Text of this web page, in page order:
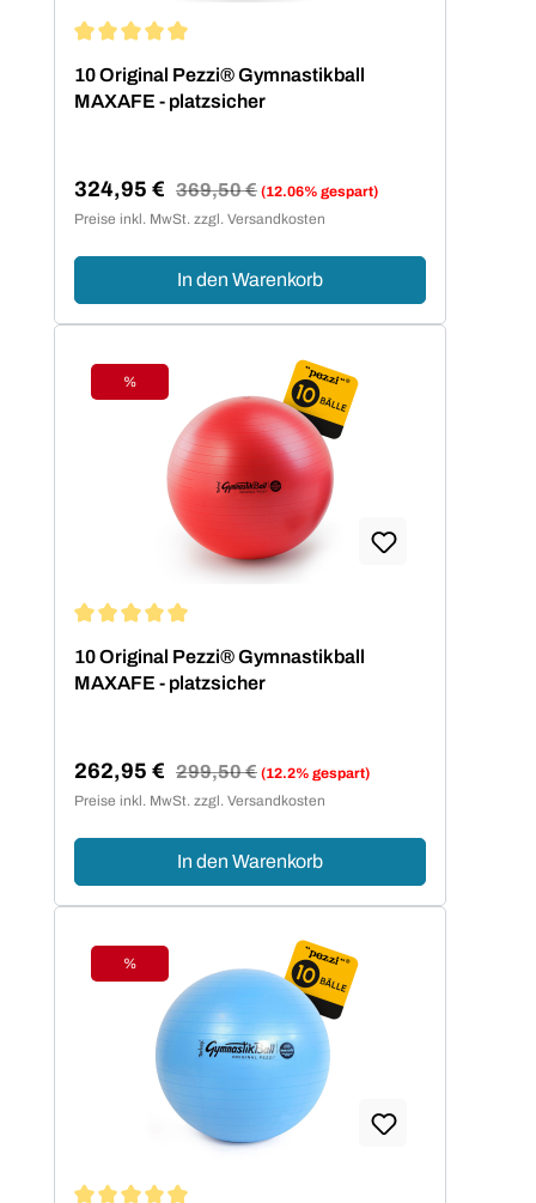
10 Original Pezzi® Gymnastikball
MAXAFE - platzsicher
Verkaufspreis:
324,95 € Regulärer Preis:
369,50 € (12.06% gespart)
Preise inkl. MwSt. zzgl. Versandkosten
In den Warenkorb
Rabatt
%
10 Original Pezzi® Gymnastikball
MAXAFE - platzsicher
Verkaufspreis:
262,95 € Regulärer Preis:
299,50 € (12.2% gespart)
Preise inkl. MwSt. zzgl. Versandkosten
In den Warenkorb
Rabatt
%